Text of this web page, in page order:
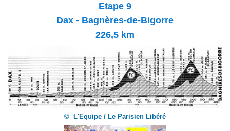
Etape 9
Dax - Bagnères-de-Bigorre
226,5 km
© L'Equipe / Le Parisien Libéré